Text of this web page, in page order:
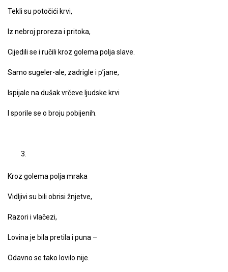
Tekli su potočići krvi,
Iz nebroj proreza i pritoka,
Cijedili se i ručili kroz golema polja slave.
Samo sugeler-ale, zadrigle i p’jane,
Ispijale na dušak vrčeve ljudske krvi
I sporile se o broju pobijenih.
Kroz golema polja mraka
Vidljivi su bili obrisi žnjetve,
Razori i vlačezi,
Lovina je bila pretila i puna –
Odavno se tako lovilo nije.